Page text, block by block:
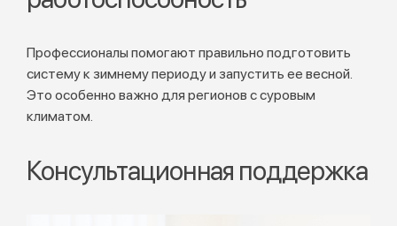
Профессионалы помогают правильно подготовить
систему к зимнему периоду и запустить ее весной.
Это особенно важно для регионов с суровым
климатом.
Консультационная поддержка